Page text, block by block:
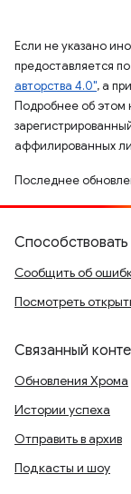
Если не указано
предоставляется по
авторства 4.0", а
Подробнее об этом
аффилированных
Последнее
Способствовать
Сообщить об
Посмотреть
Связанный
Обновления Хрома
Истории успеха
Отправить в архив
Подкасты и шоу